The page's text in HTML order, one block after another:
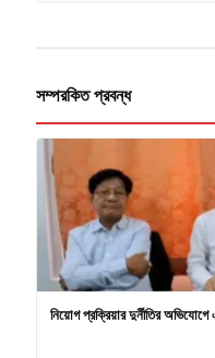
সম্পরকিত প্রবন্ধ
নিয়োগ প্রক্রিয়ার দুর্নীতির